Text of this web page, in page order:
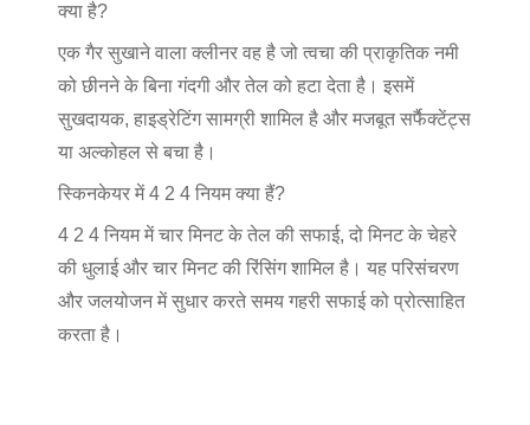
क्या है?
एक गैर सुखाने वाला क्लीनर वह है जो त्वचा की प्राकृतिक नमी
को छीनने के बिना गंदगी और तेल को हटा देता है। इसमें
सुखदायक, हाइड्रेटिंग सामग्री शामिल है और मजबूत सर्फैक्टेंट्स
या अल्कोहल से बचा है।
स्किनकेयर में 4 2 4 नियम क्या हैं?
4 2 4 नियम में चार मिनट के तेल की सफाई, दो मिनट के चेहरे
की धुलाई और चार मिनट की रिंसिंग शामिल है। यह परिसंचरण
और जलयोजन में सुधार करते समय गहरी सफाई को प्रोत्साहित
करता है।